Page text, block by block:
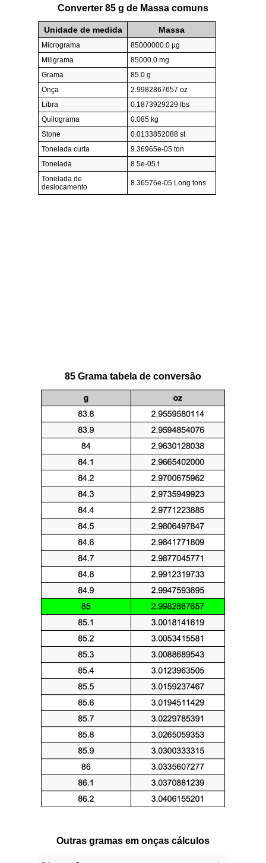
Converter 85 g de Massa comuns
Unidade de medida Massa
Micrograma
85000000.0 µg
Miligrama
85000.0 mg
Grama
85.0 g
Onça
2.9982867657 oz
Libra
0.1873929229 lbs
Quilograma
0.085 kg
Stone
0.0133852088 st
Tonelada curta
9.36965e-05 ton
Tonelada
8.5e-05 t
Tonelada de
deslocamento
8.36576e-05 Long tons
85 Grama tabela de conversão
Outras gramas em onças cálculos